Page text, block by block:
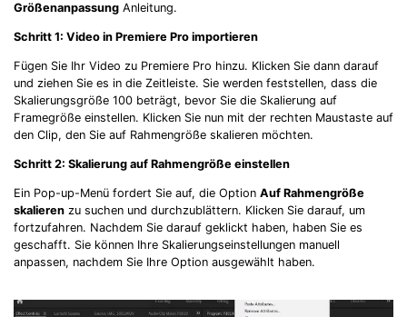
Größenanpassung Anleitung.
Schritt 1: Video in Premiere Pro importieren
Fügen Sie Ihr Video zu Premiere Pro hinzu. Klicken Sie dann darauf
und ziehen Sie es in die Zeitleiste. Sie werden feststellen, dass die
Skalierungsgröße 100 beträgt, bevor Sie die Skalierung auf
Framegröße einstellen. Klicken Sie nun mit der rechten Maustaste auf
den Clip, den Sie auf Rahmengröße skalieren möchten.
Schritt 2: Skalierung auf Rahmengröße einstellen
Ein Pop-up-Menü fordert Sie auf, die Option Auf Rahmengröße
skalieren zu suchen und durchzublättern. Klicken Sie darauf, um
fortzufahren. Nachdem Sie darauf geklickt haben, haben Sie es
geschafft. Sie können Ihre Skalierungseinstellungen manuell
anpassen, nachdem Sie Ihre Option ausgewählt haben.